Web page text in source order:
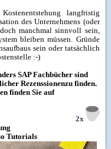
langfristig
des Unternehmens (oder
manchmal sinnvoll sein,
bleiben müssen. Gründe
sein oder tatsächlich
:-)
SAP Fachbücher sind
Rezenssionenzu finden.
finden Sie auf
2x
Tutorials